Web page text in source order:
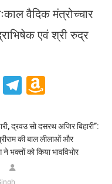
वैदिक मंत्रोच्चार
एवं श्री रुद्र
LinkedIn
Telegram
List
द्रवउ सो दसरथ अजिर बिहारी”:
की बाल लीलाओं और
ने भक्तों को किया भावविभोर